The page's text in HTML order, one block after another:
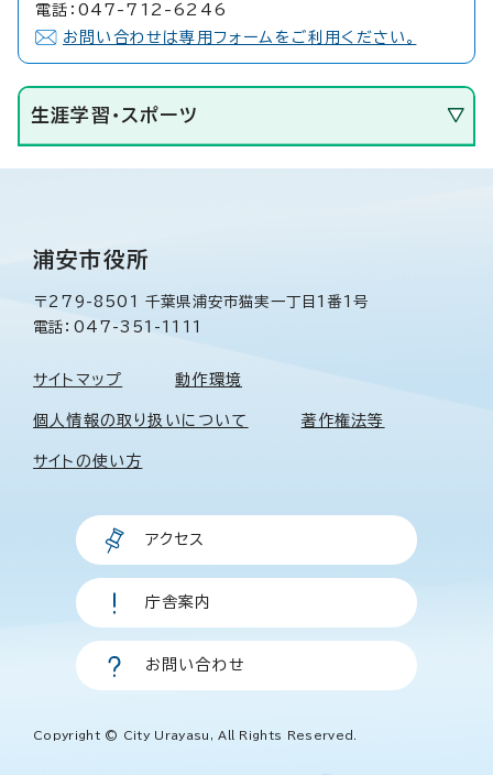
電話：047-712-6246
お問い合わせは専用フォームをご利用ください。
生涯学習・スポーツ
浦安市役所
〒279-8501 千葉県浦安市猫実一丁目1番1号
電話：047-351-1111
サイトマップ 動作環境
個人情報の取り扱いについて 著作権法等
サイトの使い方
アクセス
庁舎案内
お問い合わせ
Copyright © City Urayasu, All Rights Reserved.